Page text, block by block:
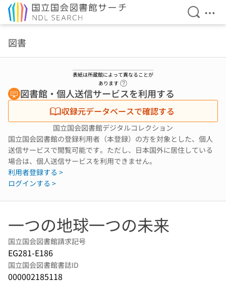
検索を
メ
図書
表紙は所蔵館によって異なることが
あります
図書館・個人送信サービスを利用する
収録元データベースで確認する
国立国会図書館デジタルコレクション
国立国会図書館の登録利用者（本登録）の方を対象とした、個人
送信サービスで閲覧可能です。ただし、日本国外に居住している
場合は、個人送信サービスを利用できません。
利用者登録する >
ログインする >
一つの地球一つの未来
国立国会図書館請求記号
EG281-E186
国立国会図書館書誌ID
000002185118